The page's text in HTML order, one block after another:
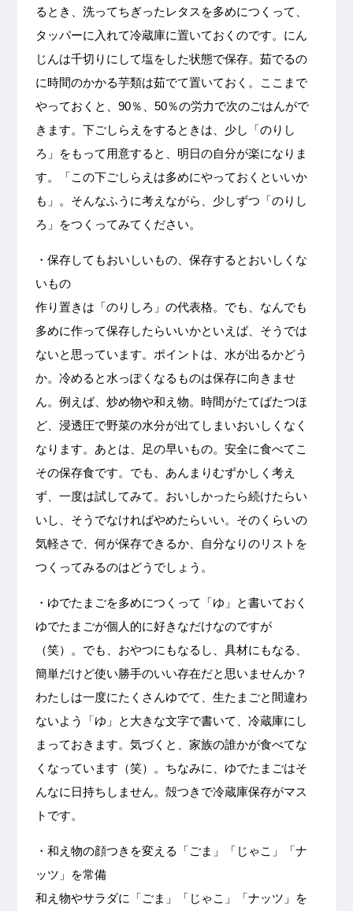
るとき、洗ってちぎったレタスを多めにつくって、
タッパーに入れて冷蔵庫に置いておくのです。にん
じんは千切りにして塩をした状態で保存。茹でるの
に時間のかかる芋類は茹でて置いておく。ここまで
やっておくと、90％、50％の労力で次のごはんがで
きます。下ごしらえをするときは、少し「のりし
ろ」をもって用意すると、明日の自分が楽になりま
す。「この下ごしらえは多めにやっておくといいか
も」。そんなふうに考えながら、少しずつ「のりし
ろ」をつくってみてください。
・保存してもおいしいもの、保存するとおいしくな
いもの
作り置きは「のりしろ」の代表格。でも、なんでも
多めに作って保存したらいいかといえば、そうでは
ないと思っています。ポイントは、水が出るかどう
か。冷めると水っぽくなるものは保存に向きませ
ん。例えば、炒め物や和え物。時間がたてばたつほ
ど、浸透圧で野菜の水分が出てしまいおいしくなく
なります。あとは、足の早いもの。安全に食べてこ
その保存食です。でも、あんまりむずかしく考え
ず、一度は試してみて。おいしかったら続けたらい
いし、そうでなければやめたらいい。そのくらいの
気軽さで、何が保存できるか、自分なりのリストを
つくってみるのはどうでしょう。
・ゆでたまごを多めにつくって「ゆ」と書いておく
ゆでたまごが個人的に好きなだけなのですが
（笑）。でも、おやつにもなるし、具材にもなる、
簡単だけど使い勝手のいい存在だと思いませんか？
わたしは一度にたくさんゆでて、生たまごと間違わ
ないよう「ゆ」と大きな文字で書いて、冷蔵庫にし
まっておきます。気づくと、家族の誰かが食べてな
くなっています（笑）。ちなみに、ゆでたまごはそ
んなに日持ちしません。殻つきで冷蔵庫保存がマス
トです。
・和え物の顔つきを変える「ごま」「じゃこ」「ナ
ッツ」を常備
和え物やサラダに「ごま」「じゃこ」「ナッツ」を